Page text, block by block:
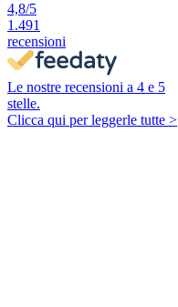
4,8/5
1.491
recensioni
Le nostre recensioni a 4 e 5
stelle.
Clicca qui per leggerle tutte >